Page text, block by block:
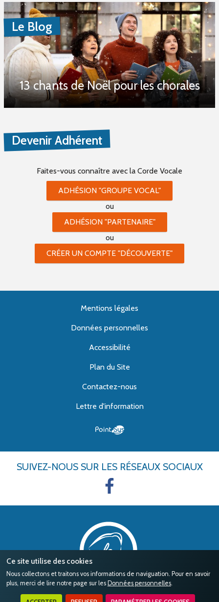
Ce site utilise des cookies
Nous collectons et traitons vos informations de naviguation. Pour en savoir
plus, merci de lire notre page sur les Données personnelles.
Le Blog
13 chants de Noël pour les chorales
Devenir Adhérent
Faites-vous connaître avec la Corde Vocale
ADHÉSION "GROUPE VOCAL"
ou
ADHÉSION "PARTENAIRE"
ou
CRÉER UN COMPTE "DÉCOUVERTE"
Mentions légales
Données personnelles
Accessibilité
Plan du Site
Contactez-nous
Lettre d'information
SUIVEZ-NOUS SUR LES RÉSEAUX SOCIAUX